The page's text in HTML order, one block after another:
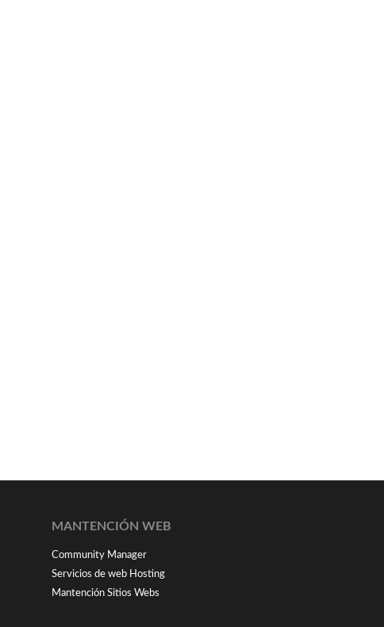
MANTENCIÓN WEB
Community Manager
Servicios de web Hosting
Mantención Sitios Webs